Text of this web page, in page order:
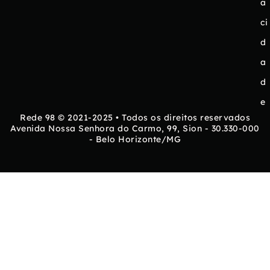
a
ci
d
a
d
e
Rede 98 © 2021-2025 • Todos os direitos reservados
Avenida Nossa Senhora do Carmo, 99, Sion - 30.330-000
- Belo Horizonte/MG